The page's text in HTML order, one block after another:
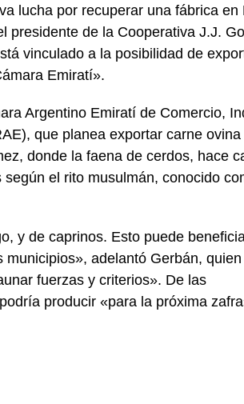
lucha por recuperar una fábrica en
presidente de la Cooperativa J.J.
vinculado a la posibilidad de
Emiratí».
Argentino Emiratí de Comercio,
que planea exportar carne ovina
donde la faena de cerdos, hace
el rito musulmán, conocido
y de caprinos. Esto puede
adelantó Gerbán,
fuerzas y criterios». De las
producir «para la próxima